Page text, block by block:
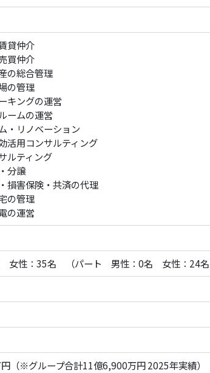
貸仲介
買仲介
の総合管理
の管理
キングの運営
ームの運営
・リノベーション
活用コンサルティング
ルティング
分譲
損害保険・共済の代理
の管理
の運営
女性：35名 （パート 男性：0名 女性：24名
（※グループ合計11億6,900万円 2025年実績）